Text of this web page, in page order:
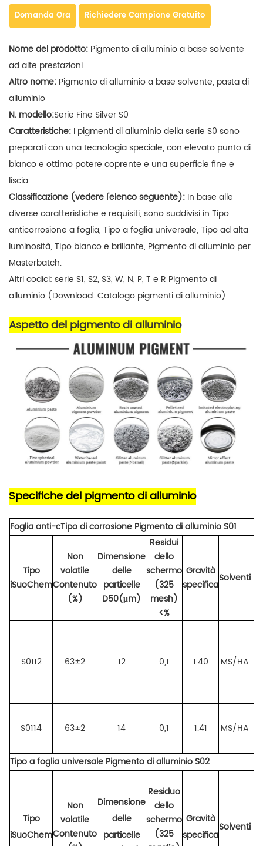
Domanda Ora Richiedere Campione Gratuito
Nome del prodotto: Pigmento di alluminio a base solvente
ad alte prestazioni
Altro nome: Pigmento di alluminio a base solvente, pasta di
alluminio
N. modello:Serie Fine Silver S0
Caratteristiche: I pigmenti di alluminio della serie S0 sono
preparati con una tecnologia speciale, con elevato punto di
bianco e ottimo potere coprente e una superficie fine e
liscia.
Classificazione (vedere l'elenco seguente): In base alle
diverse caratteristiche e requisiti, sono suddivisi in Tipo
anticorrosione a foglia, Tipo a foglia universale, Tipo ad alta
luminosità, Tipo bianco e brillante, Pigmento di alluminio per
Masterbatch.
Altri codici: serie S1, S2, S3, W, N, P, T e R Pigmento di
alluminio (Download: Catalogo pigmenti di alluminio)
Aspetto del pigmento di alluminio
Specifiche del pigmento di alluminio
Foglia anti-cTipo di corrosione Pigmento di alluminioS01
Tipo
iSuoChem
Non
volatile
Contenuto
(%)
Dimensione
delle
particelle
D50(μm)
Residui
dello
schermo
(325
mesh)
<%
Gravità
specifica
Solventi
S0112 63±2 12 0,1 1.40 MS/HA
S0114 63±2 14 0,1 1.41
MS/HA
Tipo a foglia universale Pigmento di alluminioS02
Tipo
iSuoChem
Non
volatile
Contenuto
Dimensione
delle
particelle
Residuo
dello
schermo
(325
Gravità
specifica
Solventi